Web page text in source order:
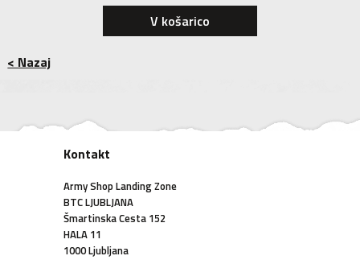
V košarico
< Nazaj
Kontakt
Army Shop Landing Zone
BTC LJUBLJANA
Šmartinska Cesta 152
HALA 11
1000 Ljubljana